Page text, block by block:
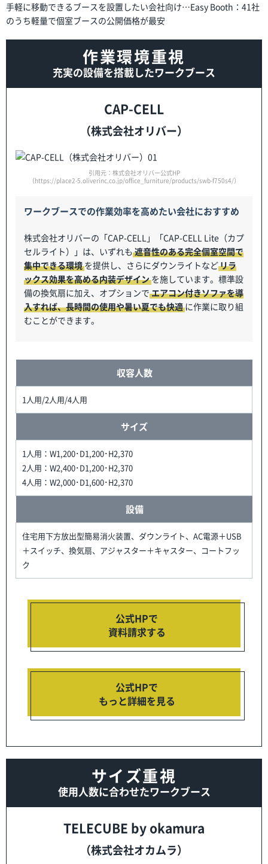
手軽に移動できるブースを設置したい会社向け…Easy Booth：41社
のうち軽量で個室ブースの公開価格が最安
作業環境重視
充実の設備を搭載したワークブース
CAP-CELL
（株式会社オリバー）
引用元：株式会社オリバー公式HP
（https://place2-5.oliverinc.co.jp/office_furniture/products/swb-f750s4/）
ワークブースでの作業効率を高めたい会社におすすめ
株式会社オリバーの「CAP-CELL」「CAP-CELL Lite（カプ
セルライト）」は、いずれも 遮音性のある完全個室空間で
集中できる環境を提供し、さらにダウンライトなどリラ
ックス効果を高める内装デザインを施しています。標準設
備の換気扇に加え、オプションでエアコン付きソファを導
入すれば、長時間の使用や暑い夏でも快適に作業に取り組
むことができます。
収容人数
1人用/2人用/4人用
サイズ
1人用：W1,200･D1,200･H2,370
2人用：W2,400･D1,200･H2,370
4人用：W2,000･D1,600･H2,370
設備
住宅用下方放出型簡易消火装置、ダウンライト、AC電源＋USB
＋スイッチ、換気扇、アジャスター＋キャスター、コートフッ
ク
公式HPで
資料請求する
公式HPで
もっと詳細を見る
サイズ重視
使用人数に合わせたワークブース
TELECUBE by okamura
（株式会社オカムラ）